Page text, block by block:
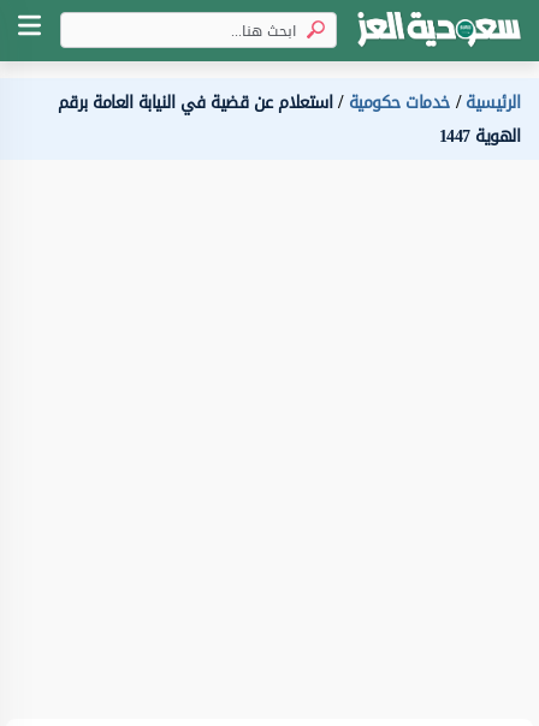
الرئيسية خدمات حكومية استعلام عن قضية في النيابة العامة برقم
الهوية 1447